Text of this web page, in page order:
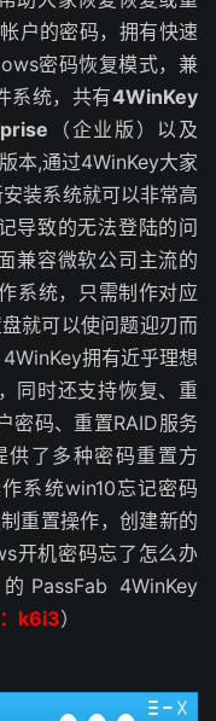
户的密码，拥有快速
密码恢复模式，兼
系统，共有4WinKey
（企业版）以及
本,通过4WinKey大家
装系统就可以非常高
导致的无法登陆的问
兼容微软公司主流的
系统，只需制作对应
就可以使问题迎刃而
拥有近乎理想
同时还支持恢复、重
密码、重置RAID服务
供了多种密码重置方
系统win10忘记密码
重置操作，创建新的
开机密码忘了怎么办
4WinKey
k6i3）